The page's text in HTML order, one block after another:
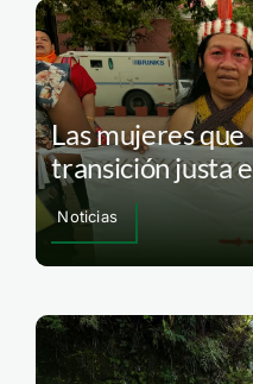
Las mujeres
transición justa
Noticias